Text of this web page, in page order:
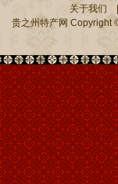
关于我们
贵之州特产网 Copyright